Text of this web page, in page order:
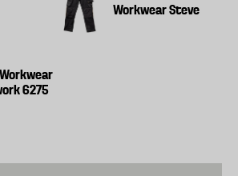
Workwear Steve
6275